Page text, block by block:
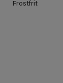
Frostfrit